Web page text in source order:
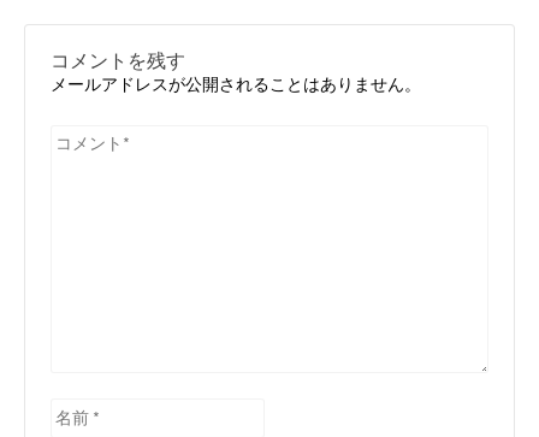
ゲ
コメントを残す
メールアドレスが公開されることはありません。
コ
名